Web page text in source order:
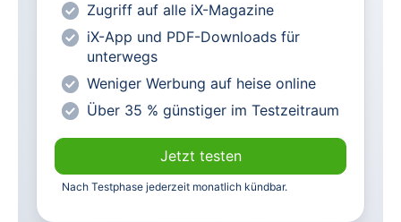
Vorteilspreis für Magazin-
Abonnenten
Zugriff auf alle iX-Magazine
iX-App und PDF-Downloads für
unterwegs
Weniger Werbung auf heise online
Über 35 % günstiger im Testzeitraum
Jetzt testen
Nach Testphase jederzeit monatlich kündbar.